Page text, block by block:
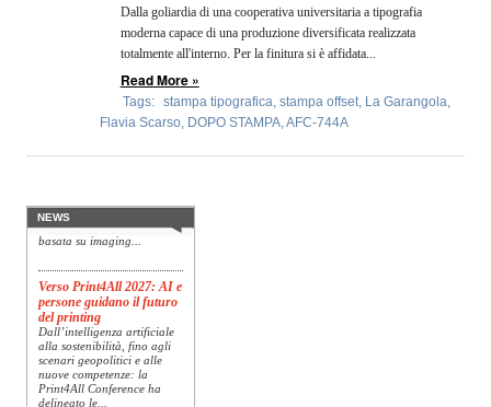
ENTI E
ASSOCIAZIONI
TEMATICI
Dalla goliardia di una cooperativa universitaria a tipografia
moderna capace di una produzione diversificata realizzata
totalmente all'interno. Per la finitura si è affidata...
Read More »
Tags: stampa tipografica stampa offset, La Garangola
Flavia Scarso DOPO STAMPA, AFC-744A
NEWS
presenta Specim RETEX,
una soluzione completa
basata su imaging...
Verso Print4All 2027: AI e
persone guidano il futuro
del printing
Dall’intelligenza artificiale
alla sostenibilità, fino agli
scenari geopolitici e alle
nuove competenze: la
Print4All Conference ha
delineato le...